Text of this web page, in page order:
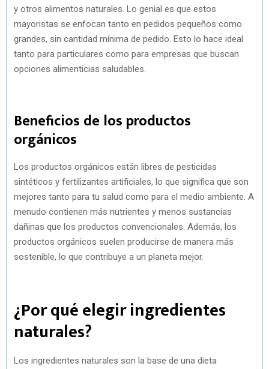
y otros alimentos naturales. Lo genial es que estos
mayoristas se enfocan tanto en pedidos pequeños como
grandes, sin cantidad mínima de pedido. Esto lo hace ideal
tanto para particulares como para empresas que buscan
opciones alimenticias saludables.
Beneficios de los productos
orgánicos
Los productos orgánicos están libres de pesticidas
sintéticos y fertilizantes artificiales, lo que significa que son
mejores tanto para tu salud como para el medio ambiente. A
menudo contienen más nutrientes y menos sustancias
dañinas que los productos convencionales. Además, los
productos orgánicos suelen producirse de manera más
sostenible, lo que contribuye a un planeta mejor.
¿Por qué elegir ingredientes
naturales?
Los ingredientes naturales son la base de una dieta